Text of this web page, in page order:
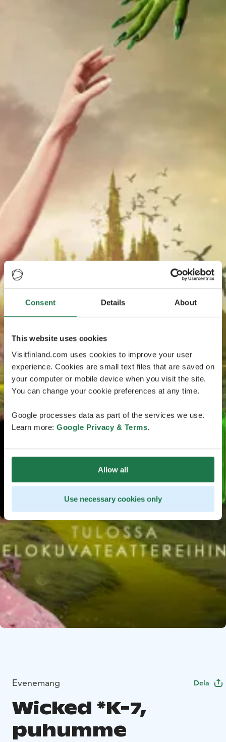
Consent Details About
This website uses cookies
Visitfinland.com uses cookies to improve your user
experience. Cookies are small text files that are saved on
your computer or mobile device when you visit the site.
You can change your cookie preferences at any time.
Google processes data as part of the services we use.
Learn more: Google Privacy & Terms.
Allow all
Use necessary cookies only
Evenemang Dela
Wicked *K-7,
puhumme